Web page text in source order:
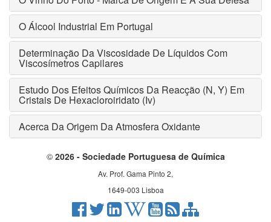
O Álcool Industrial Em Portugal
Determinação Da Viscosidade De Líquidos Com
Viscosímetros Capilares
Estudo Dos Efeitos Químicos Da Reacção (N, Y) Em
Cristais De Hexacloroiridato (Iv)
Acerca Da Origem Da Atmosfera Oxidante
© 2026 - Sociedade Portuguesa de Química
Av. Prof. Gama Pinto 2,
1649-003 Lisboa